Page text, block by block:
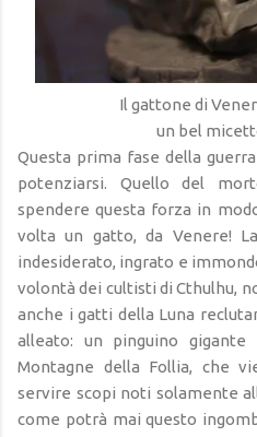
Il gattone di
un bel
Questa prima fase della
potenziarsi. Quello del
spendere questa forza in
volta un gatto, da Venere!
indesiderato, ingrato e
volontà dei cultisti di Cthulhu,
anche i gatti della Luna
alleato: un pinguino
Montagne della Follia, che
servire scopi noti solamente
come potrà mai questo